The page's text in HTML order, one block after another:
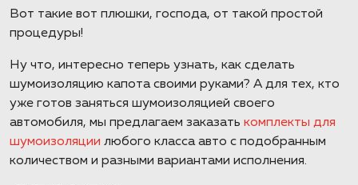
Вот такие вот плюшки, господа, от такой простой
процедуры!
Ну что, интересно теперь узнать, как сделать
шумоизоляцию капота своими руками? А для тех, кто
уже готов заняться шумоизоляцией своего
автомобиля, мы предлагаем заказать комплекты для
шумоизоляции любого класса авто с подобранным
количеством и разными вариантами исполнения.